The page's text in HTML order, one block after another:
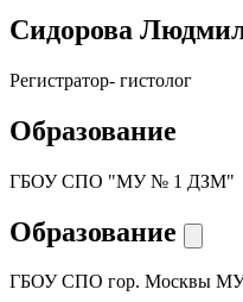
Сидорова
Регистратор- гистолог
Образование
ГБОУ СПО "МУ № 1 ДЗМ"
Образование
ГБОУ СПО гор. Москвы МУ